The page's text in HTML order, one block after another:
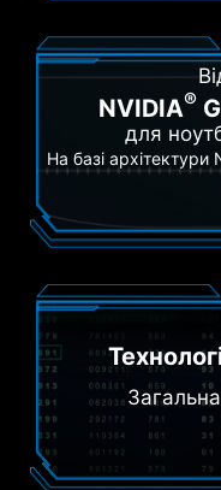
NVIDIA®
для
На базі архітектури